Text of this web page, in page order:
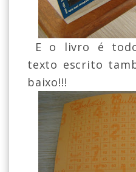
E o livro é
texto escrito
baixo!!!